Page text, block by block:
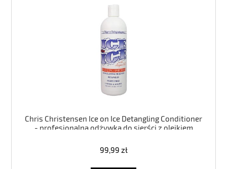
Chris Christensen Ice on Ice Detangling Conditioner
- profesjonalna odżywka do sierści z olejkiem
nabłyszczająca 473ml
99,99 zł